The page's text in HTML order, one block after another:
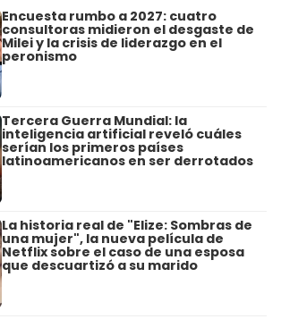
Encuesta rumbo a 2027: cuatro
consultoras midieron el desgaste de
Milei y la crisis de liderazgo en el
peronismo
Tercera Guerra Mundial: la
inteligencia artificial reveló cuáles
serían los primeros países
latinoamericanos en ser derrotados
La historia real de "Elize: Sombras de
una mujer", la nueva película de
Netflix sobre el caso de una esposa
que descuartizó a su marido